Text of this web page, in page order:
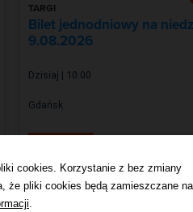
TARGI
Bilet jednodniowy na
9.08.2026
Dzisiaj | 10:00
Gdańsk
cookies. Korzystanie z bez zmiany
że pliki cookies będą zamieszczane na